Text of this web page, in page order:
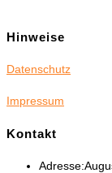
Hinweise
Datenschutz
Impressum
Kontakt
Adresse: